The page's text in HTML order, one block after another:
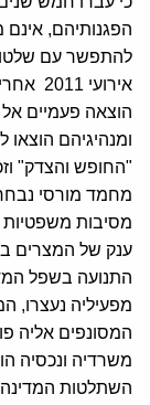
הפגנותיהם,
להתפשר עם
הוצאה פעמיים
מחמד מורסי
מסיבות משפטיות
ענק של המצרים
התנועה בשפל
מפעיליה נעצרו,
המסונפים אליה
משרדיה ונכסיה
השתלטות